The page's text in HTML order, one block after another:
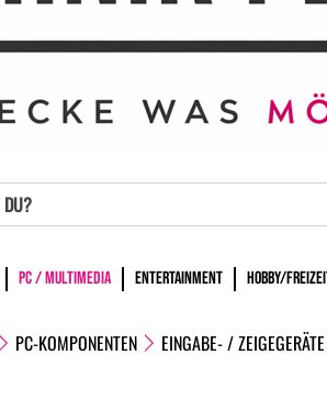
PC / MULTIMEDIA ENTERTAINMENT HOBBY/
PC-KOMPONENTEN EINGABE- / ZEIGEGERÄTE